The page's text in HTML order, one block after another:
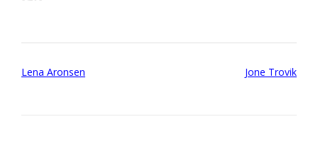
Post
Lena Aronsen Jone Trovik